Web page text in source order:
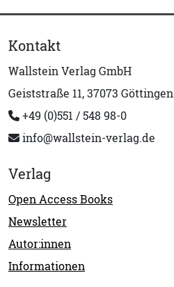
Kontakt
Wallstein Verlag GmbH
Geiststraße 11, 37073 Göttingen
+49 (0)551 / 548 98-0
info@wallstein-verlag.de
Verlag
Open Access Books
Newsletter
Autor:innen
Informationen